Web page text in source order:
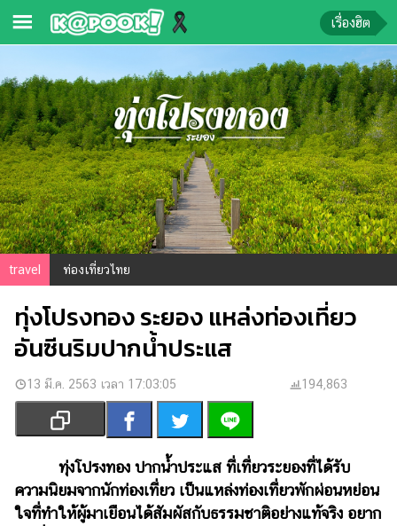
ข่าว-
ความ
รู้
ข่าว
ข่าว
บันเทิง
ตรวจ
หวย
ผล
บอล
สด
การ
เงิน
การ
บันเทิง
เรื่องฮิต
travel ท่องเที่ยวไทย
ทุ่งโปรงทอง ระยอง แหล่งท่องเที่ยว
อันซีนริมปากน้ำประแส
13 มี.ค. 2563 เวลา 17:03:05 194,863
ทุ่งโปรงทอง ปากน้ำประแส ที่เที่ยวระยองที่ได้รับ
ความนิยมจากนักท่องเที่ยว เป็นแหล่งท่องเที่ยวพักผ่อนหย่อน
ใจที่ทำให้ผู้มาเยือนได้สัมผัสกับธรรมชาติอย่างแท้จริง อยาก